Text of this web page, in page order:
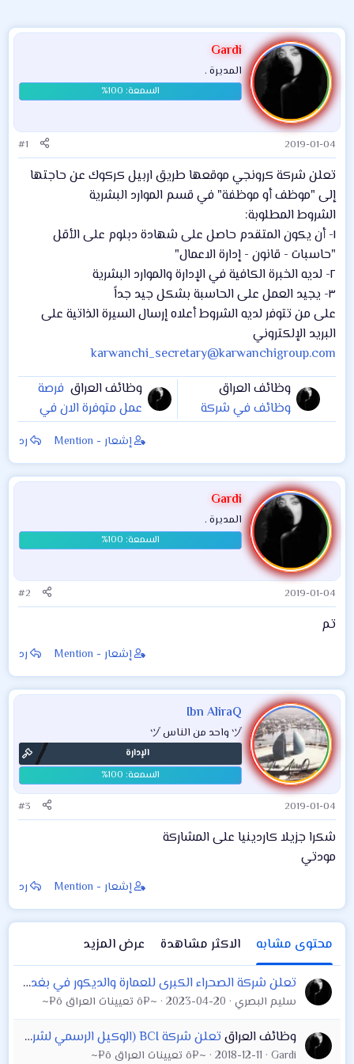
Gardi
المديرة .
2019-01-04
#1
تعلن شركة كرونجي موقعها طريق اربيل كركوك عن حاجتها
إلى "موظف أو موظفة" في قسم الموارد البشرية
الشروط المطلوبة:
١- أن يكون المتقدم حاصل على شهادة دبلوم على الأقل
"حاسبات - قانون - إدارة الاعمال"
٢- لديه الخبرة الكافية في الإدارة والموارد البشرية
٣- يجيد العمل على الحاسبة بشكل جيد جداً
على من تتوفر لديه الشروط أعلاه إرسال السيرة الذاتية على
البريد الإلكتروني
karwanchi_secretary@karwanchigroup.com
وظائف العراق
وظائف في شركة
الخضيري للتسويق
الرسمي لزيوت شُل
في العراق
وظائف العراق فرصة
عمل متوفرة الان في
شركة زين العراق -
بغداد
إشعار - Mention رد
Gardi
المديرة .
2019-01-04
#2
تم
إشعار - Mention رد
Ibn AliraQ
ヅ واحد من الناس ヅ
الإدارة
2019-01-04
#3
شكرا جزيلا كاردينيا على المشاركة
مودتي
إشعار - Mention رد
محتوى مشابه الاكثر مشاهدة
عرض المزيد
تعلن شركة الصحراء الكبرى للعمارة والديكور في بغداد عن حاجتها الى مهندس/ة معماري على ان لاتقل الخبره عن ثلاث سنوات
سليم البصري 2023-04-20 ~¤ô تعيينات العراق ô¤~
وظائف العراق تعلن شركة BCI (الوكيل الرسمي لشركة سامسونج في العراق) عن توفر فرصة عمل
Gardi
2018-12-11 ~¤ô تعيينات العراق ô¤~